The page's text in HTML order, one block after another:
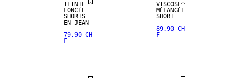
TEINTE
FONCÉE
SHORTS
EN JEAN
79.90 CH
F
VISCOSE
MÉLANGÉE
SHORT
89.90 CH
F